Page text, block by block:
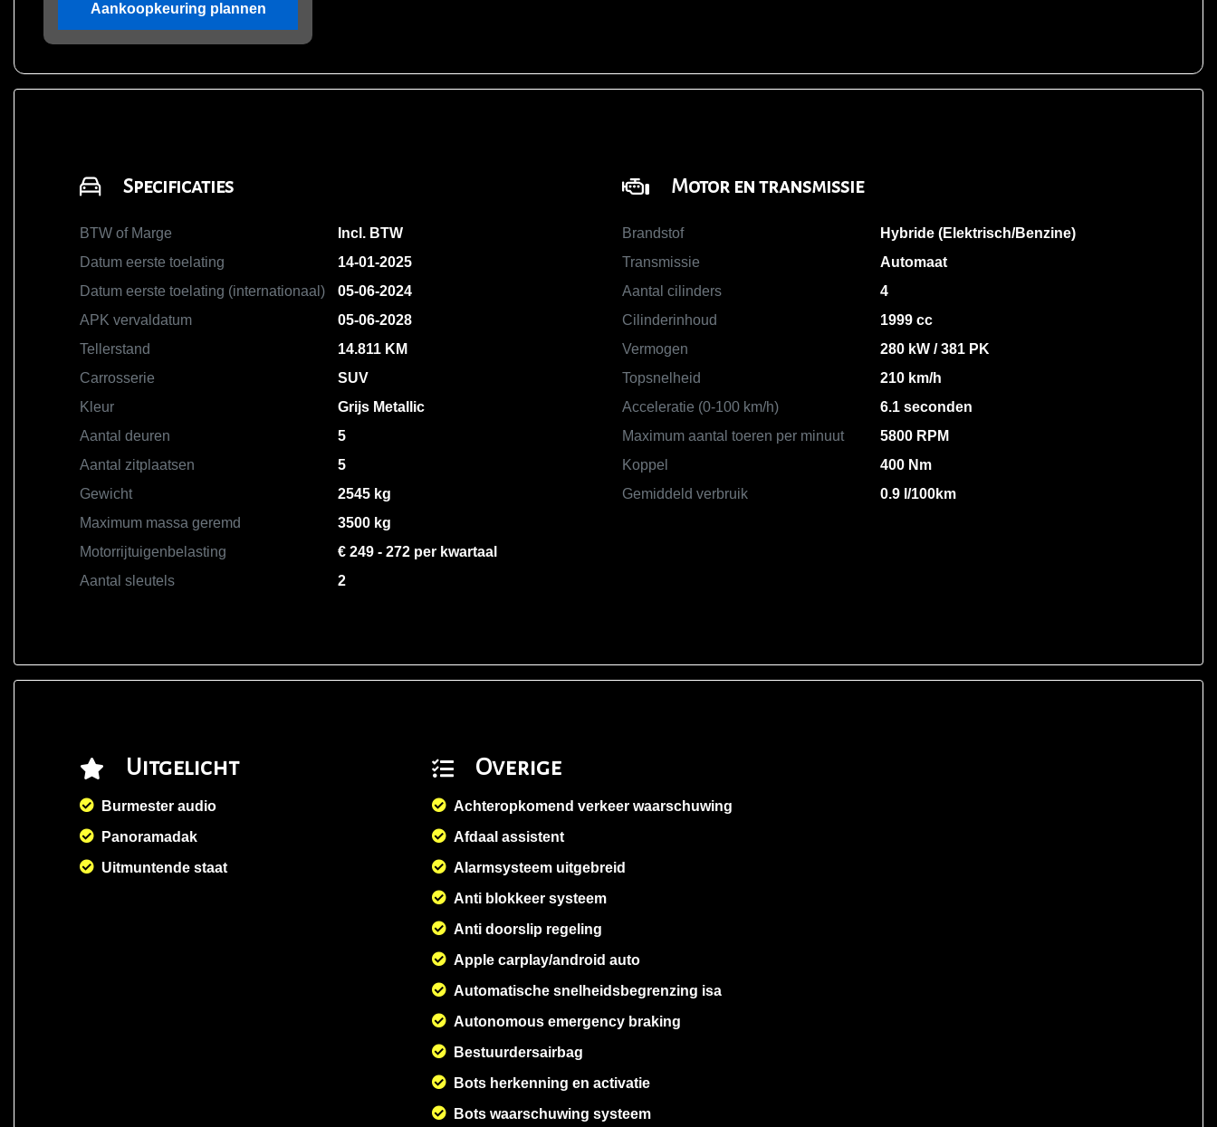
Aankoopkeuring plannen
Specificaties
BTW of Marge
Incl. BTW
Datum eerste toelating
14-01-2025
Datum eerste toelating (internationaal)
05-06-2024
APK vervaldatum
05-06-2028
Tellerstand
14.811 KM
Carrosserie
SUV
Kleur
Grijs Metallic
Aantal deuren
5
Aantal zitplaatsen
5
Gewicht
2545 kg
Maximum massa geremd
3500 kg
Motorrijtuigenbelasting
€ 249 - 272 per kwartaal
Aantal sleutels
2
Motor en transmissie
Brandstof
Hybride (Elektrisch/Benzine)
Transmissie
Automaat
Aantal cilinders
4
Cilinderinhoud
1999 cc
Vermogen
280 kW / 381 PK
Topsnelheid
210 km/h
Acceleratie (0-100 km/h)
6.1 seconden
Maximum aantal toeren per minuut
5800 RPM
Koppel
400 Nm
Gemiddeld verbruik
0.9 l/100km
Uitgelicht
Burmester audio
Panoramadak
Uitmuntende staat
Overige
Achteropkomend verkeer waarschuwing
Afdaal assistent
Alarmsysteem uitgebreid
Anti blokkeer systeem
Anti doorslip regeling
Apple carplay/android auto
Automatische snelheidsbegrenzing isa
Autonomous emergency braking
Bestuurdersairbag
Bots herkenning en activatie
Bots waarschuwing systeem